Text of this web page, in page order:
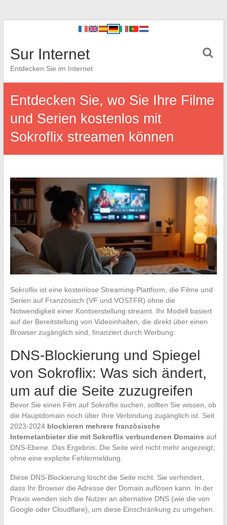
Sur Internet
Entdecken Sie im Internet
Entdecken Sie, wo Sie Ihre Filme
und Serien kostenlos mit
Sokroflix streamen können
Sokroflix ist eine kostenlose Streaming-Plattform, die Filme und
Serien auf Französisch (VF und VOSTFR) ohne die
Notwendigkeit einer Kontoerstellung streamt. Ihr Modell basiert
auf der Bereitstellung von Videoinhalten, die direkt über einen
Browser zugänglich sind, finanziert durch Werbung.
DNS-Blockierung und Spiegel
von Sokroflix: Was sich ändert,
um auf die Seite zuzugreifen
Bevor Sie einen Film auf Sokroflix suchen, sollten Sie wissen, ob
die Hauptdomain noch über Ihre Verbindung zugänglich ist. Seit
2023-2024 blockieren mehrere französische
Internetanbieter die mit Sokroflix verbundenen Domains auf
DNS-Ebene. Das Ergebnis: Die Seite wird nicht mehr angezeigt,
ohne eine explizite Fehlermeldung.
Diese DNS-Blockierung löscht die Seite nicht. Sie verhindert,
dass Ihr Browser die Adresse der Domain auflösen kann. In der
Praxis wenden sich die Nutzer an alternative DNS (wie die von
Google oder Cloudflare), um diese Einschränkung zu umgehen.